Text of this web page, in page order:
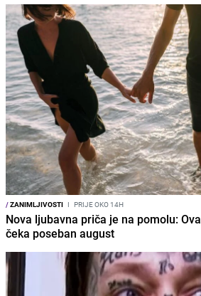
/ZANIMLJIVOSTI I PRIJE OKO 14H
Nova ljubavna priča je na pomolu:
čeka poseban august